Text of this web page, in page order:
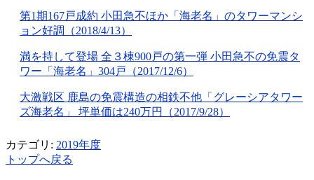
第1期167戸成約 小田急不ほか「海老名」のタワーマンシ
ョン好調（2018/4/13）
満を持して登場 全３棟900戸の第一弾 小田急不の免震タ
ワー「海老名」304戸（2017/12/6）
大激戦区 鹿島の免震構造の相鉄不他「グレーシアタワー
ズ海老名」 坪単価は240万円（2017/9/28）
カテゴリ: 2019年度
トップへ戻る